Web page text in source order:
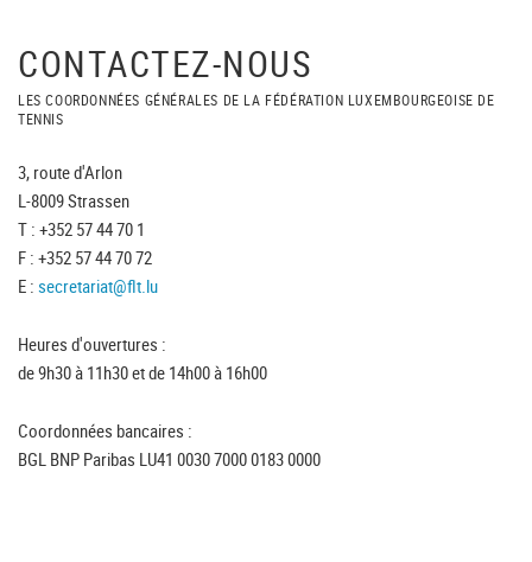
CONTACTEZ-NOUS
LES COORDONNÉES GÉNÉRALES DE LA FÉDÉRATION LUXEMBOURGEOISE DE
TENNIS
3, route d'Arlon
L-8009 Strassen
T : +352 57 44 70 1
F : +352 57 44 70 72
E : secretariat@flt.lu
Heures d'ouvertures :
de 9h30 à 11h30 et de 14h00 à 16h00
Coordonnées bancaires :
BGL BNP Paribas LU41 0030 7000 0183 0000